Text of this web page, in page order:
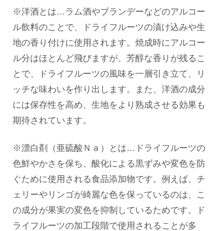
※洋酒とは…ラム酒やブランデーなどのアルコー
ル飲料のことで、ドライフルーツの漬け込みや生
地の香り付けに使用されます。焼成時にアルコー
ル分はほとんど飛びますが、芳醇な香りが残るこ
とで、ドライフルーツの風味を一層引き立て、リ
ッチな味わいを作り出します。また、洋酒の成分
には保存性を高め、生地をより熟成させる効果も
期待されています。
※漂白剤（亜硫酸Ｎａ）とは…ドライフルーツの
色鮮やかさを保ち、酸化による黒ずみや変色を防
ぐために使用される食品添加物です。例えば、チ
ェリーやリンゴが綺麗な色を保っているのは、こ
の成分が果実の変色を抑制しているためです。ド
ライフルーツの加工段階で使用されることが多